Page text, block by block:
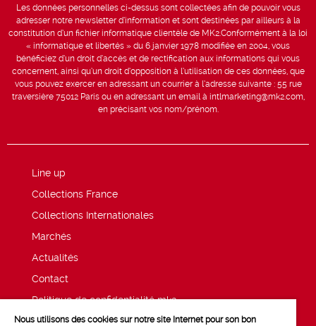
Les données personnelles ci-dessus sont collectées afin de pouvoir vous
adresser notre newsletter d’information et sont destinées par ailleurs à la
constitution d’un fichier informatique clientèle de MK2.Conformément à la loi
« informatique et libertés » du 6 janvier 1978 modifiée en 2004, vous
bénéficiez d’un droit d’accès et de rectification aux informations qui vous
concernent, ainsi qu’un droit d’opposition à l’utilisation de ces données, que
vous pouvez exercer en adressant un courrier à l’adresse suivante : 55 rue
traversière 75012 Paris ou en adressant un email à intlmarketing@mk2.com,
en précisant vos nom/prénom.
Line up
Collections France
Collections Internationales
Marchés
Actualités
Contact
Politique de confidentialité mk2
Mentions légales
Nous utilisons des cookies sur notre site Internet pour son bon